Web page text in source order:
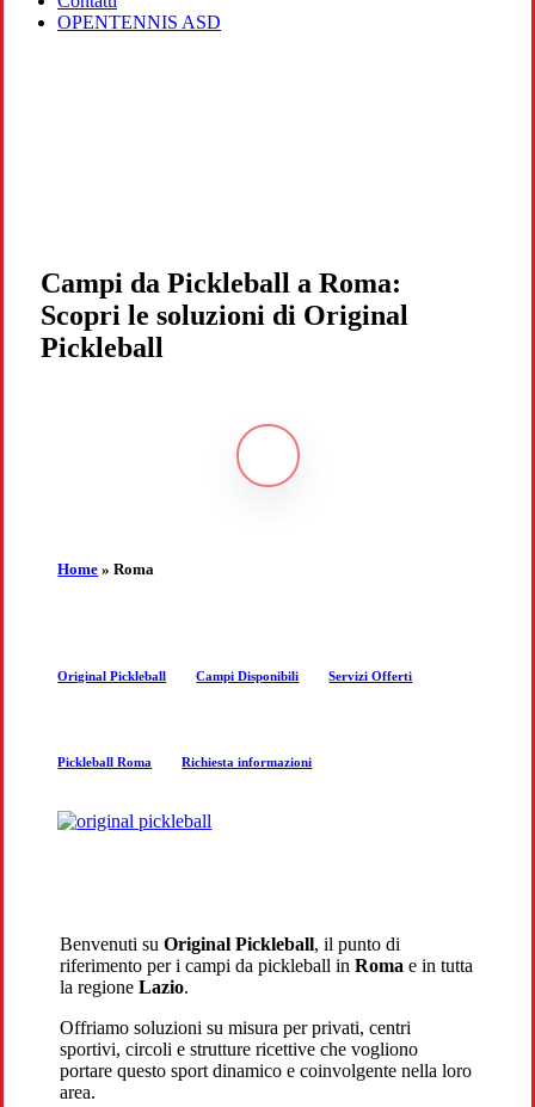
OPENTENNIS ASD
Campi da Pickleball a Roma:
Scopri le soluzioni di Original
Pickleball
Navigate
section
Home »Roma
Original Pickleball Campi Disponibili Servizi Offerti
Pickleball Roma Richiesta informazioni
Benvenuti suOriginal Pickleball, il punto di
riferimento per i campi da pickleball inRoma e in tutta
la regioneLazio.
Offriamo soluzioni su misura per privati, centri
sportivi, circoli e strutture ricettive che vogliono
portare questo sport dinamico e coinvolgente nella loro
area.